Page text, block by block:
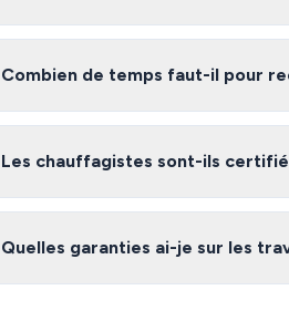
Oui, notre service est 100% gratuit et
Combien de temps faut-il pour
Après avoir rempli le formulaire, vous
Les chauffagistes sont-ils
Oui, les artisans de notre réseau en
réseau.
Quelles garanties ai-je sur les